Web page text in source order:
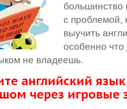
большинство
с проблемой,
выучить
особенно
не владеешь.
английский
через игровые